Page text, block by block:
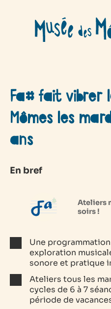
contenu
Fa# fait vibrer
Mômes les
ans
En bref
Ateliers
soirs !
Une programmation
exploration
sonore et pratique
Ateliers tous les
cycles de 6 à 7
période de